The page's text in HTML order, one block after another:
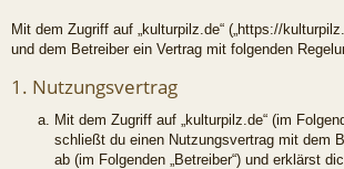
Mit dem Zugriff auf „kulturpilz.de“ („https://
und dem Betreiber ein Vertrag mit folgenden
1. Nutzungsvertrag
Mit dem Zugriff auf „kulturpilz.de“ (im
schließt du einen Nutzungsvertrag mit dem
ab (im Folgenden „Betreiber“) und erklärst